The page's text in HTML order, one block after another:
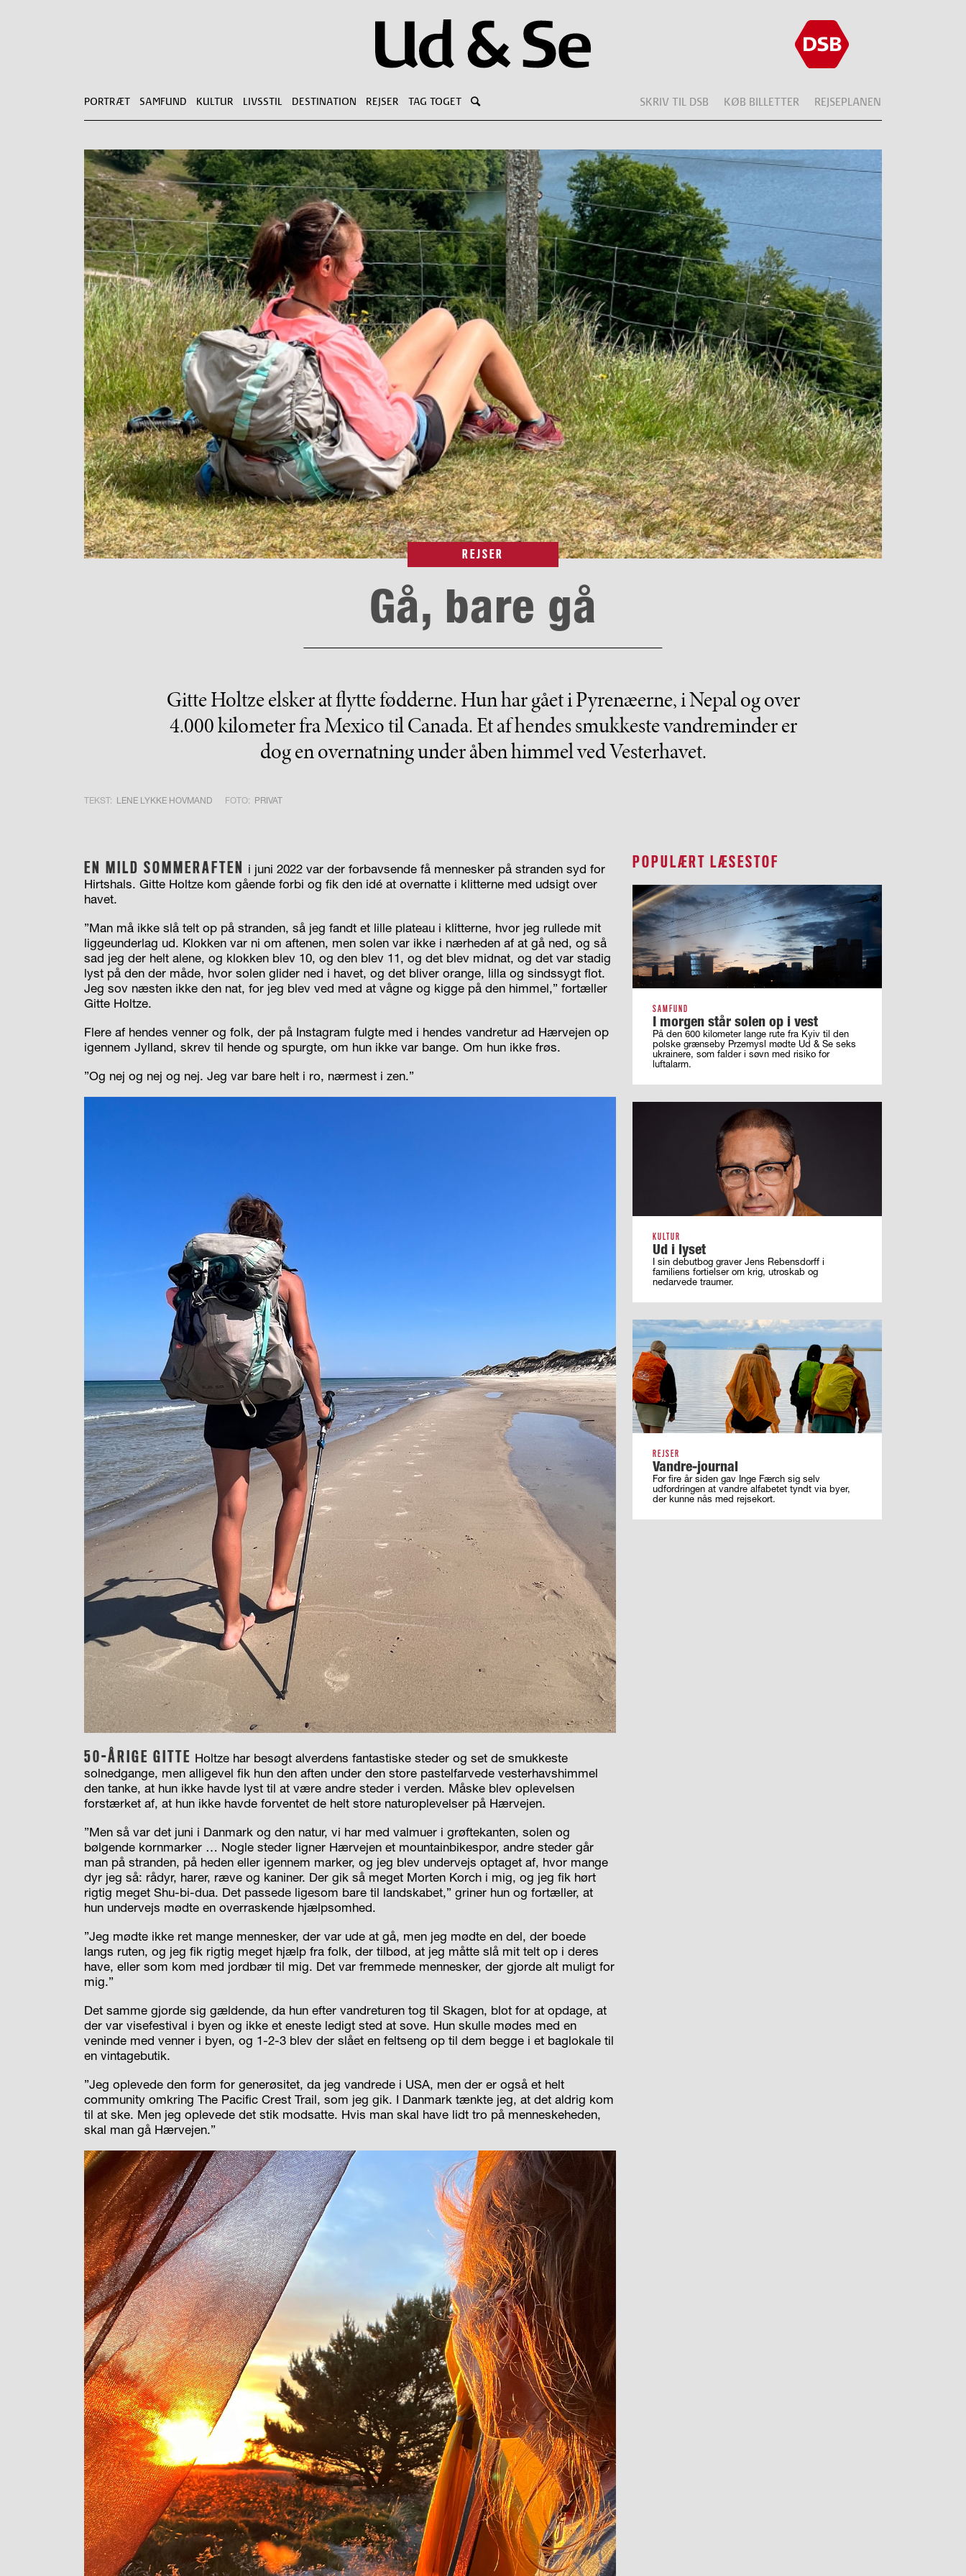
PORTRÆT SAMFUND KULTUR LIVSSTIL DESTINATION REJSER TAG TOGET SKRIV TIL DSB KØB BILLETTER REJSEPLANEN
REJSER
Gå, bare gå
Gitte Holtze elsker at flytte fødderne. Hun har gået i Pyrenæerne, i Nepal og over
4.000 kilometer fra Mexico til Canada. Et af hendes smukkeste vandreminder er
dog en overnatning under åben himmel ved Vesterhavet.
TEKST: LENE LYKKE HOVMAND FOTO: PRIVAT
EN MILD SOMMERAFTEN i juni 2022 var der forbavsende få mennesker på stranden syd for
Hirtshals. Gitte Holtze kom gående forbi og fik den idé at overnatte i klitterne med udsigt over
havet.
”Man må ikke slå telt op på stranden, så jeg fandt et lille plateau i klitterne, hvor jeg rullede mit
liggeunderlag ud. Klokken var ni om aftenen, men solen var ikke i nærheden af at gå ned, og så
sad jeg der helt alene, og klokken blev 10, og den blev 11, og det blev midnat, og det var stadig
lyst på den der måde, hvor solen glider ned i havet, og det bliver orange, lilla og sindssygt flot.
Jeg sov næsten ikke den nat, for jeg blev ved med at vågne og kigge på den himmel,” fortæller
Gitte Holtze.
Flere af hendes venner og folk, der på Instagram fulgte med i hendes vandretur ad Hærvejen op
igennem Jylland, skrev til hende og spurgte, om hun ikke var bange. Om hun ikke frøs.
”Og nej og nej og nej. Jeg var bare helt i ro, nærmest i zen.”
50-ÅRIGE GITTE Holtze har besøgt alverdens fantastiske steder og set de smukkeste
solnedgange, men alligevel fik hun den aften under den store pastelfarvede vesterhavshimmel
den tanke, at hun ikke havde lyst til at være andre steder i verden. Måske blev oplevelsen
forstærket af, at hun ikke havde forventet de helt store naturoplevelser på Hærvejen.
”Men så var det juni i Danmark og den natur, vi har med valmuer i grøftekanten, solen og
bølgende kornmarker … Nogle steder ligner Hærvejen et mountainbikespor, andre steder går
man på stranden, på heden eller igennem marker, og jeg blev undervejs optaget af, hvor mange
dyr jeg så: rådyr, harer, ræve og kaniner. Der gik så meget Morten Korch i mig, og jeg fik hørt
rigtig meget Shu-bi-dua. Det passede ligesom bare til landskabet,” griner hun og fortæller, at
hun undervejs mødte en overraskende hjælpsomhed.
”Jeg mødte ikke ret man­­ge mennesker, der var ude at gå, men jeg mødte en del, der boede
langs ruten, og jeg fik rigtig meget hjælp fra folk, der tilbød, at jeg måtte slå mit telt op i deres
have, eller som kom med jordbær til mig. Det var fremmede mennesker, der gjorde alt muligt for
mig.”
Det samme gjorde sig gældende, da hun efter vandreturen tog til Skagen, blot for at opdage, at
der var visefestival i byen og ikke et eneste ledigt sted at sove. Hun skulle mødes med en
veninde med venner i byen, og 1-2-3 blev der slået en feltseng op til dem begge i et baglokale til
en vintagebutik.
”Jeg oplevede den form for generøsitet, da jeg vandrede i USA, men der er også et helt
communityomkring The Pacific Crest Trail, som jeg gik. I Danmark tænkte jeg, at det aldrig kom
til at ske. Men jeg oplevede det stik modsatte. Hvis man skal have lidt tro på menneskeheden,
skal man gå Hærvejen.”
POPULÆRT LÆSESTOF
SAMFUND
I morgen står solen op i vest
På den 600 kilometer lange rute fra Kyiv til den
polske grænseby Przemysl mødte Ud & Se seks
ukrainere, som falder i søvn med risiko for
luftalarm.
KULTUR
Ud i lyset
I sin debutbog graver Jens Rebensdorff i
familiens fortielser om krig, utroskab og
nedarvede traumer.
REJSER
Vandre-journal
For fire år siden gav Inge Færch sig selv
udfordringen at vandre alfabetet tyndt via byer,
der kunne nås med rejsekort.